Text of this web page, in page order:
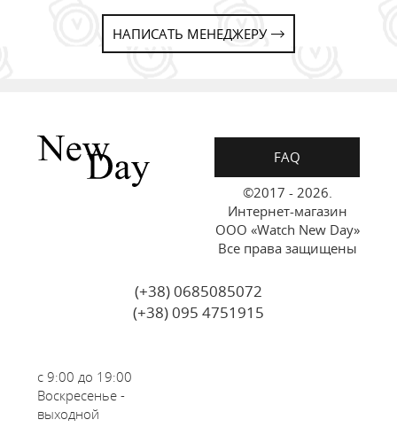
НАПИСАТЬ МЕНЕДЖЕРУ
FAQ
©2017 - 2026.
Интернет-магазин
ООО «Watch New Day»
Все права защищены
(+38) 0685085072
(+38) 095 4751915
с 9:00 до 19:00
Воскресенье -
выходной